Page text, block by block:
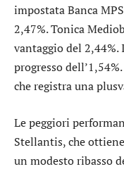
impostataBanca MPS
2,47%. Tonica
vantaggio del 2,44%.
progresso
che registra una
Le peggiori
Stellantis, che
un modesto ribasso